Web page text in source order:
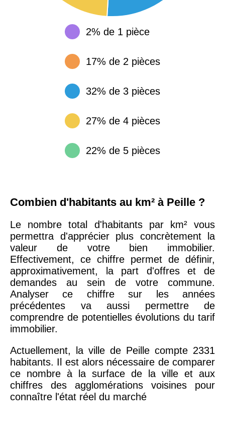
2% de 1 pièce
17% de 2 pièces
32% de 3 pièces
27% de 4 pièces
22% de 5 pièces
Combien d'habitants au km² à Peille ?
Le nombre total d'habitants par km² vous
permettra d'apprécier plus concrètement la
valeur de votre bien immobilier.
Effectivement, ce chiffre permet de définir,
approximativement, la part d'offres et de
demandes au sein de votre commune.
Analyser ce chiffre sur les années
précédentes va aussi permettre de
comprendre de potentielles évolutions du tarif
immobilier.
Actuellement, la ville de Peille compte 2331
habitants. Il est alors nécessaire de comparer
ce nombre à la surface de la ville et aux
chiffres des agglomérations voisines pour
connaître l'état réel du marché